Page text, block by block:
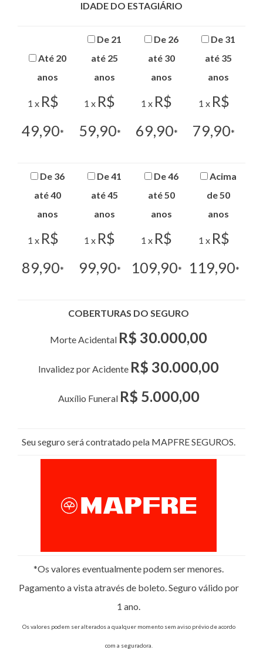
IDADE DO ESTAGIÁRIO
Até 20
anos
1 x R$
49,90*
De 21
até 25
anos
1 x R$
59,90*
De 26
até 30
anos
1 x R$
69,90*
De 31
até 35
anos
1 x R$
79,90*
De 36
até 40
anos
1 x R$
89,90*
De 41
até 45
anos
1 x R$
99,90*
De 46
até 50
anos
1 x R$
109,90*
Acima
de 50
anos
1 x R$
119,90*
COBERTURAS DO SEGURO
Morte Acidental R$ 30.000,00
Invalidez por Acidente R$ 30.000,00
Auxílio Funeral R$ 5.000,00
Seu seguro será contratado pela MAPFRE SEGUROS.
*Os valores eventualmente podem ser menores.
Pagamento a vista através de boleto. Seguro válido por
1 ano.
Os valores podem ser alterados a qualquer momento sem aviso prévio de acordo
com a seguradora.